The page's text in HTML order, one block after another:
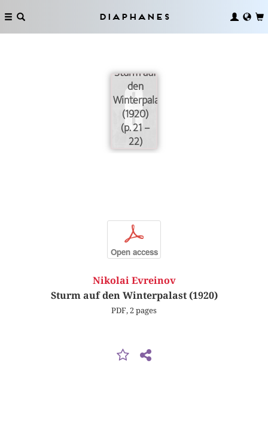
Diaphanes
Sturm auf
den
Winterpalast
(1920)
(p. 21 –
22)
p
Open access
Nikolai Evreinov
Sturm auf den Winterpalast (1920)
PDF, 2 pages